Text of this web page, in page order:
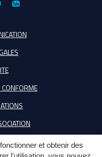
et obtenir des
Lien
la
Youtube
CONFORME